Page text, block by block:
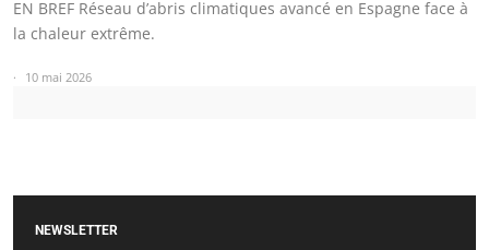
EN BREF Réseau d’abris climatiques avancé en Espagne face à
la chaleur extrême.
10 mai 2026
NEWSLETTER